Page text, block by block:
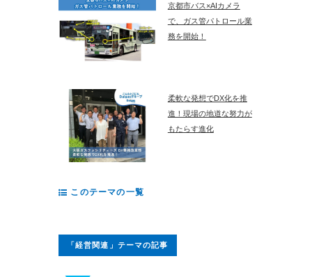
京都市バス×AIカメラ
で、ガス管パトロール業
務を開始！
柔軟な発想でDX化を推
進！現場の地道な努力が
もたらす進化
このテーマの一覧
「経営関連」テーマの記事